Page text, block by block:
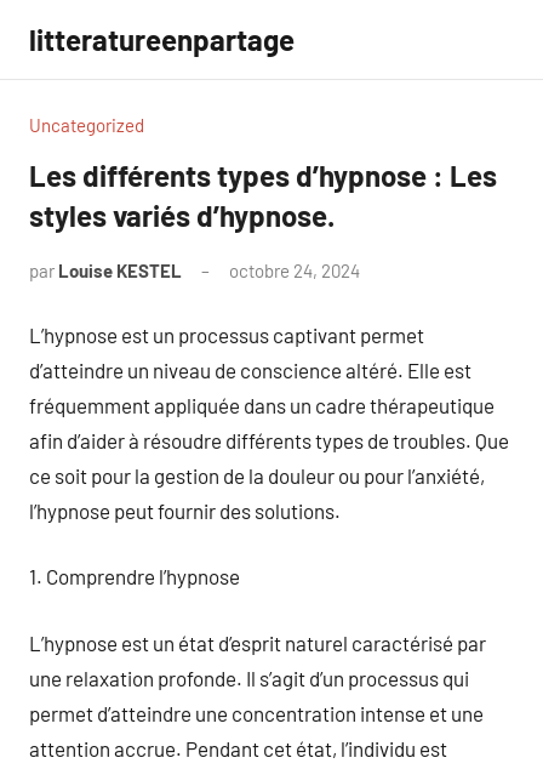
contenu
litteratureenpartage
Uncategorized
Les différents types d’hypnose : Les
styles variés d’hypnose.
par Louise KESTEL octobre 24, 2024
L’hypnose est un processus captivant permet
d’atteindre un niveau de conscience altéré. Elle est
fréquemment appliquée dans un cadre thérapeutique
afin d’aider à résoudre différents types de troubles. Que
ce soit pour la gestion de la douleur ou pour l’anxiété,
l’hypnose peut fournir des solutions.
1. Comprendre l’hypnose
L’hypnose est un état d’esprit naturel caractérisé par
une relaxation profonde. Il s’agit d’un processus qui
permet d’atteindre une concentration intense et une
attention accrue. Pendant cet état, l’individu est